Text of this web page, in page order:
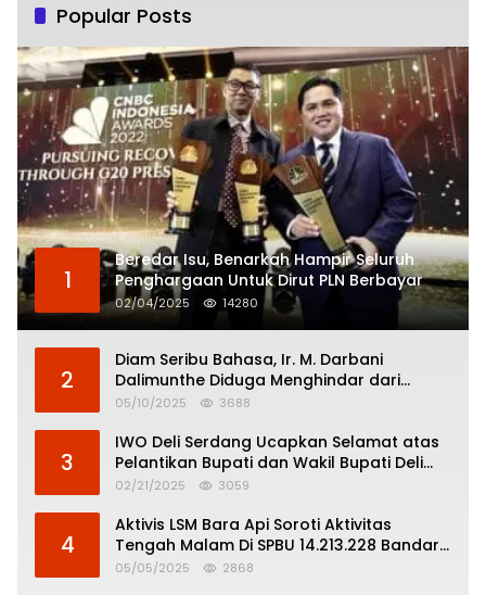
Popular Posts
1
Beredar Isu, Benarkah Hampir Seluruh
Penghargaan Untuk Dirut PLN Berbayar
02/04/2025 14280
2
Diam Seribu Bahasa, Ir. M. Darbani
Dalimunthe Diduga Menghindar dari
Pertanggungjawaban Politik
05/10/2025 3688
3
IWO Deli Serdang Ucapkan Selamat atas
Pelantikan Bupati dan Wakil Bupati Deli
Serdang
02/21/2025 3059
4
Aktivis LSM Bara Api Soroti Aktivitas
Tengah Malam Di SPBU 14.213.228 Bandar
Tinggi
05/05/2025 2868